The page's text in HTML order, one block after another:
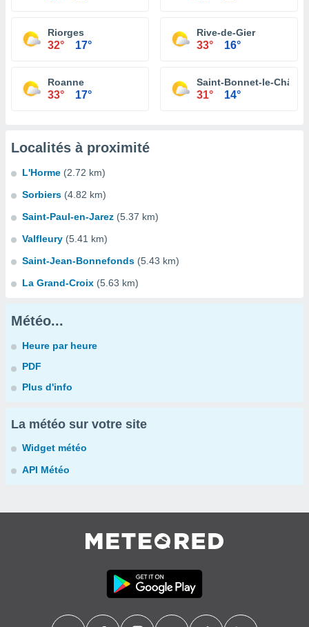
Riorges
32° 17°
Rive-de-Gier
33° 16°
Roanne
33° 17°
Saint-Bonnet-le-
31° 14°
Localités à proximité
L'Horme (2.72 km)
Sorbiers (4.82 km)
Saint-Paul-en-Jarez (5.37 km)
Valfleury (5.41 km)
Saint-Jean-Bonnefonds (5.43 km)
La Grand-Croix (5.63 km)
Météo...
Heure par heure
PDF
Plus d'info
La météo sur votre site
Widget météo
API Météo